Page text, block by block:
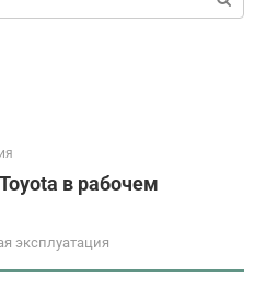
в рабочем
эксплуатация